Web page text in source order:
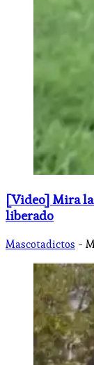
[Video] Mira la
liberado
Mascotadictos -